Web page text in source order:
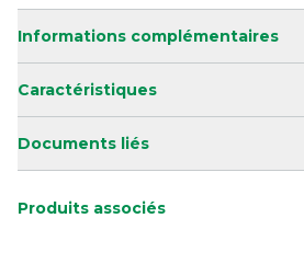
Informations complémentaires
Caractéristiques
Documents liés
Produits associés